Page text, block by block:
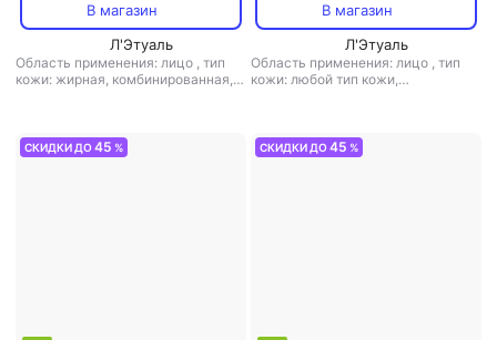
В магазин
Л'Этуаль
Область применения: лицо , тип
кожи: жирная, комбинированная,
антивозрастной, антистресс,
матирующий, питание, увлажнение
В магазин
Л'Этуаль
Область применения: лицо , тип
кожи: любой тип кожи,
увлажнение
СКИДКИ ДО45 % СКИДКИ ДО45 %